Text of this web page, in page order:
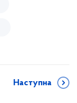
Наступна